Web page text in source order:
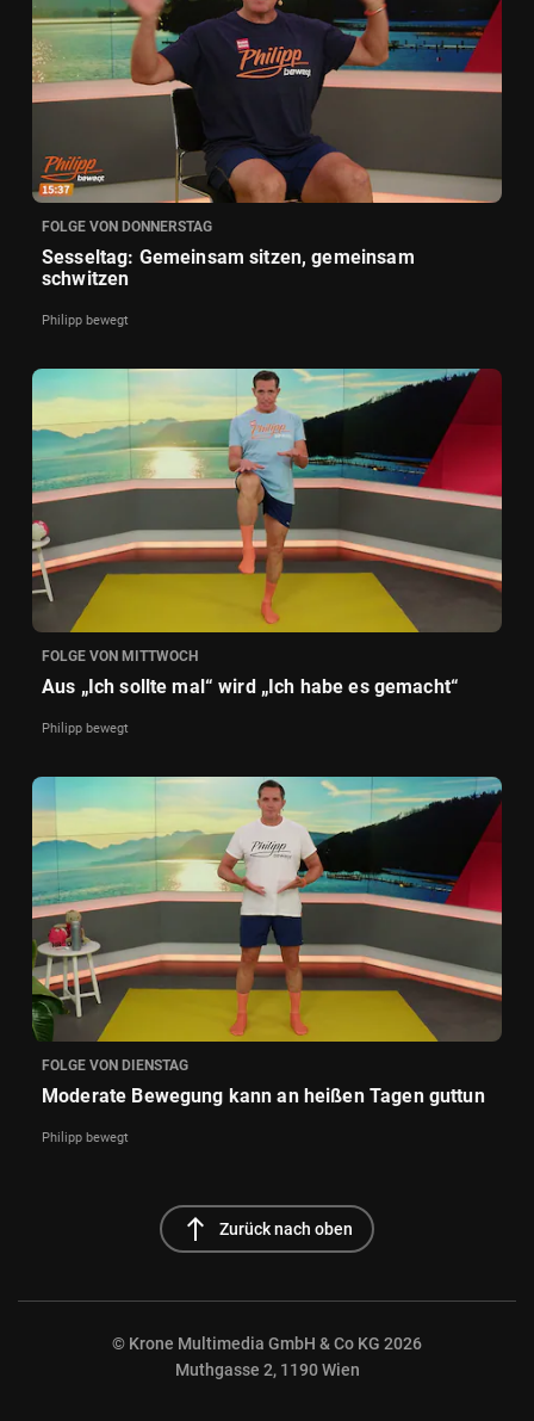
FOLGE VON DONNERSTAG
Sesseltag: Gemeinsam sitzen, gemeinsam
schwitzen
Philipp bewegt
FOLGE VON MITTWOCH
Aus „Ich sollte mal“ wird „Ich habe es gemacht“
Philipp bewegt
FOLGE VON DIENSTAG
Moderate Bewegung kann an heißen Tagen guttun
Philipp bewegt
north Zurück nach oben
© Krone Multimedia GmbH & Co KG 2026
Muthgasse 2, 1190 Wien